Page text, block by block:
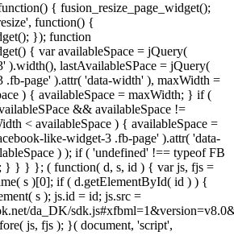
{ fusion_resize_page_widget();
function() {
}); function
{ var availableSpace = jQuery(
).width(), lastAvailableSPace = jQuery(
.fb-page' ).attr( 'data-width' ), maxWidth =
) { availableSpace = maxWidth; } if (
&& availableSpace !=
< availableSpace ) { availableSpace =
like-widget-3 .fb-page' ).attr( 'data-
) ); if ( 'undefined' !== typeof FB
} } } }; ( function( d, s, id ) { var js, fjs =
s )[0]; if ( d.getElementById( id ) ) {
s ); js.id = id; js.src =
da_DK/
js, fjs ); }( document, 'script',